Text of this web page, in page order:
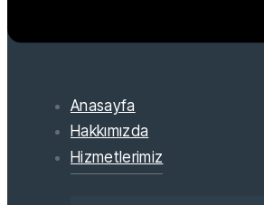
Anasayfa
Hakkımızda
Hizmetlerimiz